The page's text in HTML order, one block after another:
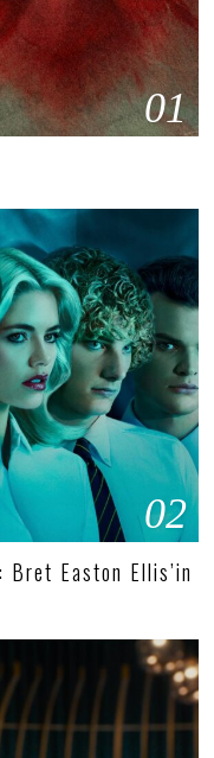
01
02
Bret Easton Ellis’in